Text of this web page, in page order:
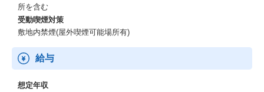
所を含む
受動喫煙対策
敷地内禁煙(屋外喫煙可能場所有)
給与
想定年収